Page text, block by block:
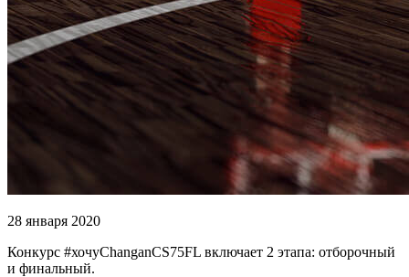
28 января 2020
Конкурс #хочуChanganCS75FL включает 2 этапа: отборочный
и финальный.